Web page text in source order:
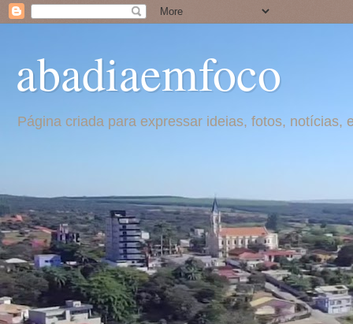
abadiaemfoco
Página criada para expressar ideias, fotos,